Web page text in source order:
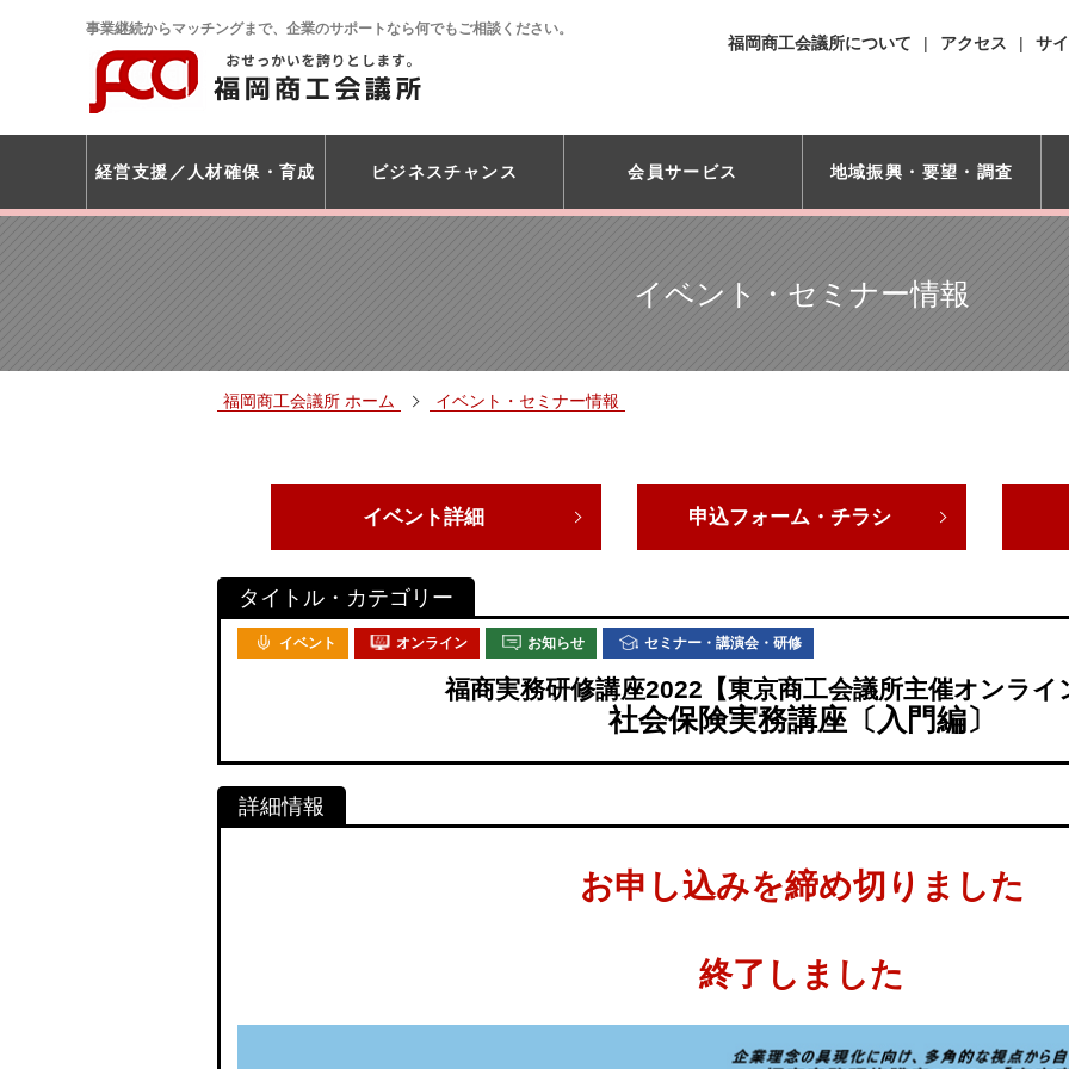
事業継続からマッチングまで、企業のサポートなら何でもご相談ください。
福岡商工会議所について アクセス サ
経営支援 人材確保・育成 ビジネスチャンス 会員サービス 地域振興・ 要望・調査
イベント・セミナー情報
福岡商工会議所 ホーム イベント・セミナー情報
イベント詳細 申込フォーム・チラシ
イベント オンライン お知らせ セミナー・講演会・研修
福商実務研修講座2022【東京商工会議所主催オンライ
社会保険実務講座〔入門編〕
お申し込みを締め切りました
終了しました